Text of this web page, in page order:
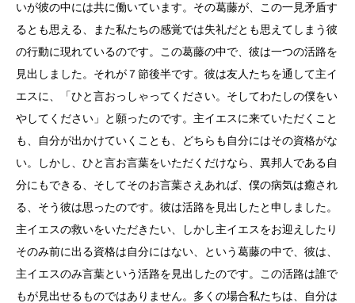
いが彼の中には共に働いています。その葛藤が、この一見矛盾す
るとも思える、また私たちの感覚では失礼だとも思えてしまう彼
の行動に現れているのです。この葛藤の中で、彼は一つの活路を
見出しました。それが７節後半です。彼は友人たちを通して主イ
エスに、「ひと言おっしゃってください。そしてわたしの僕をい
やしてください」と願ったのです。主イエスに来ていただくこと
も、自分が出かけていくことも、どちらも自分にはその資格がな
い。しかし、ひと言お言葉をいただくだけなら、異邦人である自
分にもできる、そしてそのお言葉さえあれば、僕の病気は癒され
る、そう彼は思ったのです。彼は活路を見出したと申しました。
主イエスの救いをいただきたい、しかし主イエスをお迎えしたり
そのみ前に出る資格は自分にはない、という葛藤の中で、彼は、
主イエスのみ言葉という活路を見出したのです。この活路は誰で
もが見出せるものではありません。多くの場合私たちは、自分は